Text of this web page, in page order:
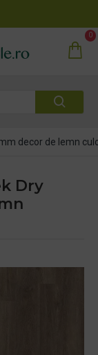
0
decor de lemn
Dry